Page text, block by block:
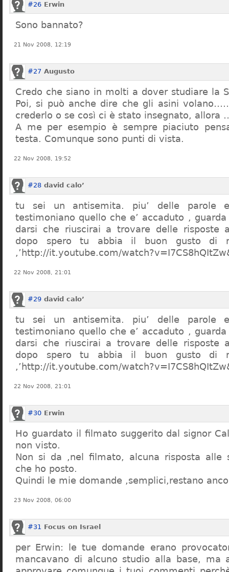
#26 Erwin
Sono bannato?
21 Nov 2008, 12:19
#27 Augusto
Credo che siano in molti a dover studiare la
Poi, si può anche dire che gli asini
crederlo o se così ci è stato insegnato,
A me per esempio è sempre piaciuto
testa. Comunque sono punti di vista.
22 Nov 2008, 19:52
#28 david calo’
tu sei un antisemita. piu’ delle parole
testimoniano quello che e’ accaduto , guarda
darsi che riuscirai a trovare delle risposte
dopo spero tu abbia il buon gusto di
,’http://it.youtube.com/
22 Nov 2008, 21:01
#29 david calo’
tu sei un antisemita. piu’ delle parole
testimoniano quello che e’ accaduto , guarda
darsi che riuscirai a trovare delle risposte
dopo spero tu abbia il buon gusto di
,’http://it.youtube.com/
22 Nov 2008, 21:01
#30 Erwin
Ho guardato il filmato suggerito dal signor
non visto.
Non si da ,nel filmato, alcuna risposta alle
che ho posto.
Quindi le mie domande ,semplici,restano
23 Nov 2008, 06:00
#31 Focus on Israel
per Erwin: le tue domande erano
mancavano di alcuno studio alla base, ma